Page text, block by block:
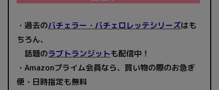
・過去のバチェラー・バチェロレッテシリーズはも
ちろん、
話題のラブトランジットも配信中！
・Amazonプライム会員なら、買い物の際のお急ぎ
便・日時指定も無料